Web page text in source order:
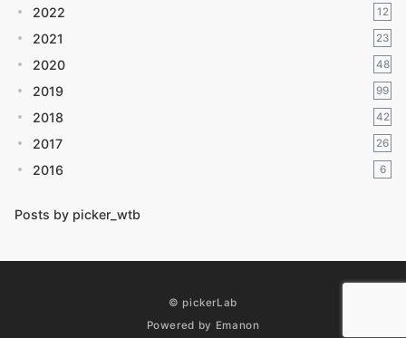
2022 12
2021 23
2020 48
2019 99
2018 42
2017 26
2016 6
Posts by picker_wtb
© pickerLab
Powered by Emanon